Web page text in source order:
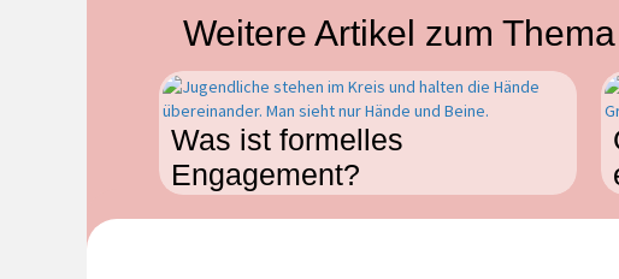
Weitere Artikel zum Thema
Was ist formelles
Engagement?